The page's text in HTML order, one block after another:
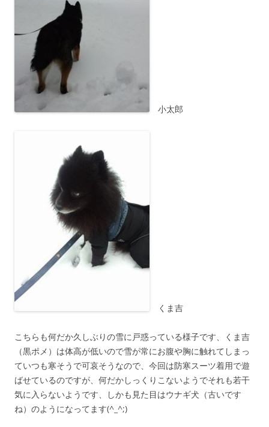
小太郎
くま吉
こちらも何だか久しぶりの雪に戸惑っている様子です、くま吉
（黒ポメ）は体高が低いので雪が常にお腹や胸に触れてしまっ
ていつも寒そうで可哀そうなので、今回は防寒スーツ着用で遊
ばせているのですが、何だかしっくりこないようでそれも若干
気に入らないようです、しかも見た目はウナギ犬（古いです
ね）のようになってます(^_^;)